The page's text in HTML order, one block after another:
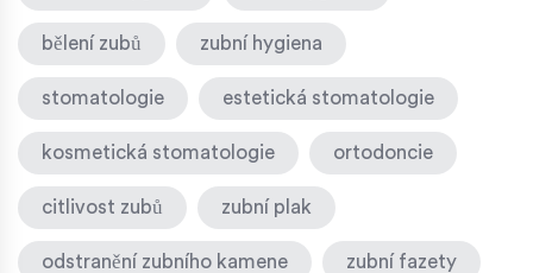
bělení zubů zubní hygiena
stomatologie estetická stomatologie
kosmetická stomatologie ortodoncie
citlivost zubů zubní plak
odstranění zubního kamene zubní fazety